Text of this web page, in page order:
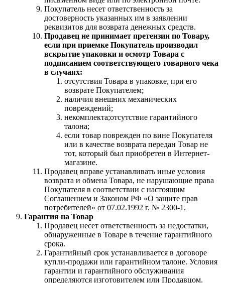
Покупатель несет ответственность за
достоверность указанных им в заявлении
реквизитов для возврата денежных средств.
Продавец не принимает претензии по Товару,
если при приемке Покупатель производил
вскрытие упаковки и осмотр Товара с
подписанием соответствующего товарного чека
в случаях:
отсутствия Товара в упаковке, при его
возврате Покупателем;
наличия внешних механических
повреждений;
некомплекта;отсутствие гарантийного
талона;
если товар поврежден по вине Покупателя
или в качестве возврата передан Товар не
тот, который был приобретен в Интернет-
магазине.
Продавец вправе устанавливать иные условия
возврата и обмена Товара, не нарушающие права
Покупателя в соответствии с настоящим
Соглашением и Законом РФ «О защите прав
потребителей» от 07.02.1992 г. № 2300-1.
Гарантия на Товар
Продавец несет ответственность за недостатки,
обнаруженные в Товаре в течение гарантийного
срока.
Гарантийный срок устанавливается в договоре
купли-продажи или гарантийном талоне. Условия
гарантии и гарантийного обслуживания
определяются изготовителем или Продавцом.